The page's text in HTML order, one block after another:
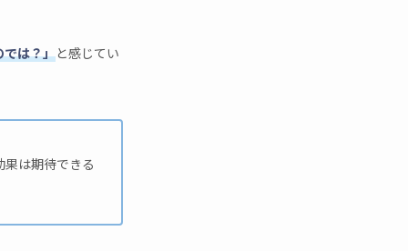
では？」と感じてい
は期待できる